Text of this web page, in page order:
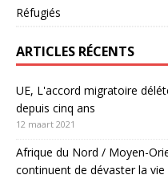
Réfugiés
ARTICLES RÉCENTS
UE, L'accord migratoire
depuis cinq ans
12 maart 2021
Afrique du Nord / Moyen-
continuent de dévaster la